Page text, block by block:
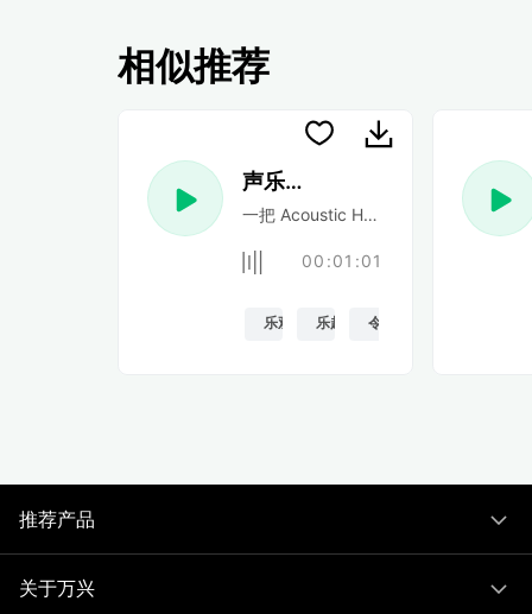
相似推荐
声乐民谣
一把 Acoustic Happy 民谣吉他，带有
00:01:01
乐观的 乐趣 令人振奋
推荐产品
关于万兴